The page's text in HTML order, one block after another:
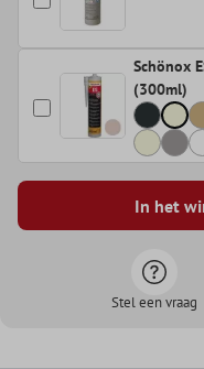
Schönox
(300ml)
In het
Stel een vraag